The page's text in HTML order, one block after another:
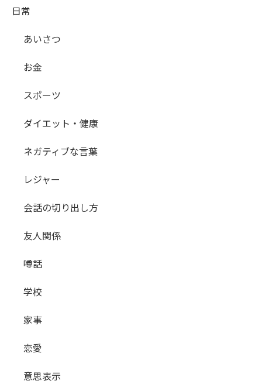
日常
あいさつ
お金
スポーツ
ダイエット・健康
ネガティブな言葉
レジャー
会話の切り出し方
友人関係
噂話
学校
家事
恋愛
意思表示